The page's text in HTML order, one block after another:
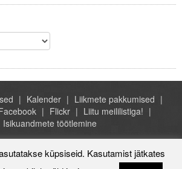
Kalender
Liikmete pakkumised
Flickr
Liitu meililistiga!
Isikuandmete töötlemine
küpsiseid. Kasutamist jätkates